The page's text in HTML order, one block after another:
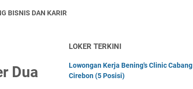
BISNIS DAN KARIR
Dua
LOKER TERKINI
Lowongan Kerja Bening's Clinic Cabang
Cirebon (5 Posisi)